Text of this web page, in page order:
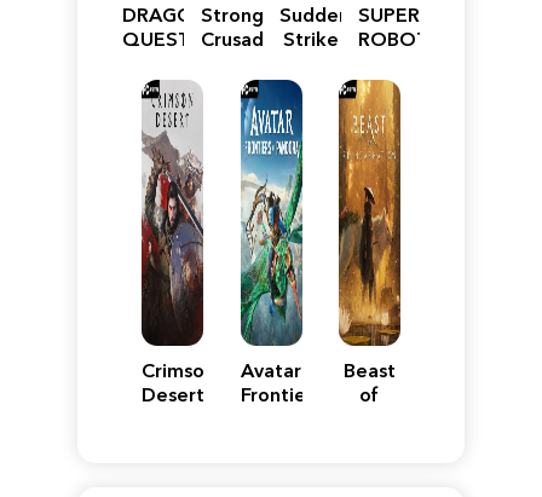
DRAGON
QUEST
Reimagined
Stronghold
Crusader:
Edition
Sudden
Strike
SUPER
ROBOT
Y
Crimson
Desert
Avatar:
Frontiers
Beast
of